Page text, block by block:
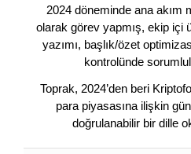
2024 döneminde ana akım
olarak görev yapmış, ekip içi
yazımı, başlık/özet
kontrolünde
Toprak, 2024’den beri
para piyasasına ilişkin
doğrulanabilir bir dille